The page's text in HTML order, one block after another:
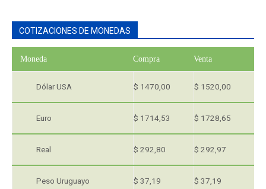
COTIZACIONES DE MONEDAS
Moneda Compra Venta
Dólar USA $ 1470,00 $ 1520,00
Euro $ 1714,53 $ 1728,65
Real $ 292,80 $ 292,97
Peso Uruguayo $ 37,19 $ 37,19